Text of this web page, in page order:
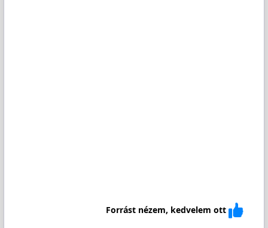
Forrást nézem, kedvelem ott